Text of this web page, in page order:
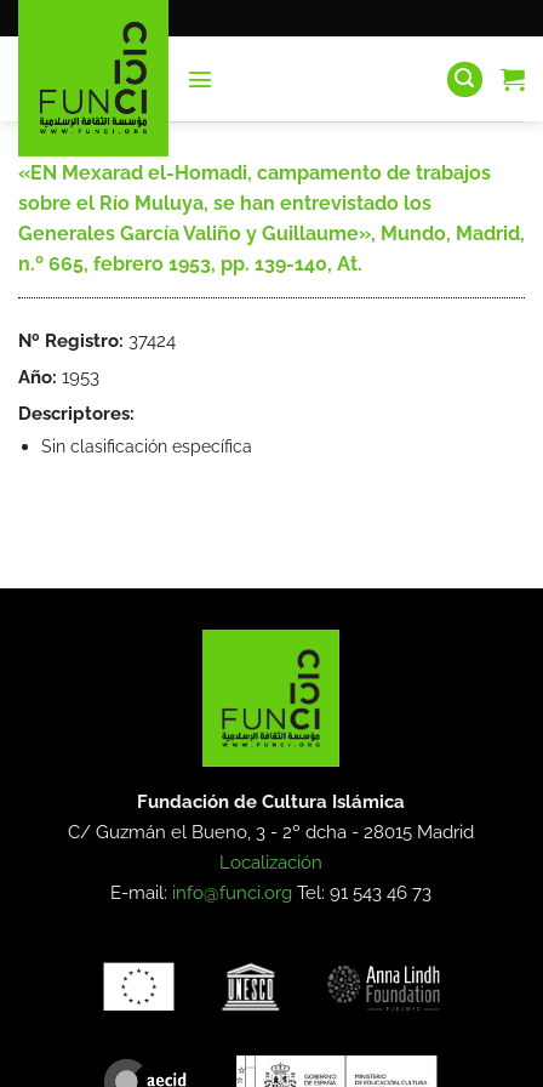
al
«EN Mexarad el-Homadi, campamento de trabajos
sobre el Río Muluya, se han entrevistado los
Generales García Valiño y Guillaume», Mundo, Madrid,
n.º 665, febrero 1953, pp. 139-140, At.
Nº Registro: 37424
Año: 1953
Descriptores:
Sin clasificación específica
Fundación de Cultura Islámica
C/ Guzmán el Bueno, 3 - 2º dcha -28015 Madrid
Localización
E-mail: info@funci.org Tel: 91 543 46 73